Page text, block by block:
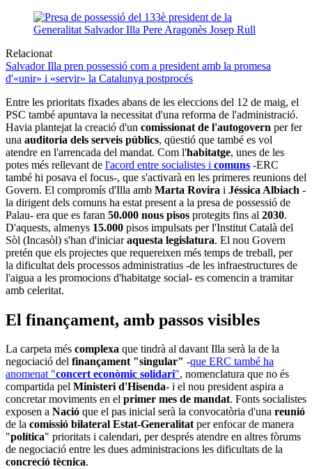
Relacionat
Salvador Illa pren possessió com a president amb la promesa
d'«unir» i «servir» la Catalunya postprocés
Entre les prioritats fixades abans de les eleccions del 12 de maig, el
PSC també apuntava la necessitat d'una reforma de l'administració.
Havia plantejat la creació d'un comissionat de l'autogovern per fer
una auditoria dels serveis públics, qüestió que també es vol
atendre en l'arrencada del mandat. Com l'habitatge, unes de les
potes més rellevant de l'acord entre socialistes i comuns -ERC
també hi posava el focus-, que s'activarà en les primeres reunions del
Govern. El compromís d'Illa amb Marta Rovira i Jéssica Albiach -
la dirigent dels comuns ha estat present a la presa de possessió de
Palau- era que es faran 50.000 nous pisos protegits fins al 2030.
D'aquests, almenys 15.000 pisos impulsats per l'Institut Català del
Sòl (Incasòl) s'han d'iniciaraquesta legislatura. El nou Govern
pretén que els projectes que requereixen més temps de treball, per
la dificultat dels processos administratius -de les infraestructures de
l'aigua a les promocions d'habitatge social- es comencin a tramitar
amb celeritat.
El finançament, amb passos visibles
La carpeta més complexa que tindrà al davant Illa serà la de la
negociació del finançament "singular" -que ERC també ha
anomenat "concert econòmic solidari", nomenclatura que no és
compartida pel Ministeri d'Hisenda- i el nou president aspira a
concretar moviments en el primer mes de mandat. Fonts socialistes
exposen a Nació que el pas inicial serà la convocatòria d'una reunió
de la comissió bilateral Estat-Generalitatper enfocar de manera
"política" prioritats i calendari, per després atendre en altres fòrums
de negociació entre les dues administracions les dificultats de la
concreció tècnica.